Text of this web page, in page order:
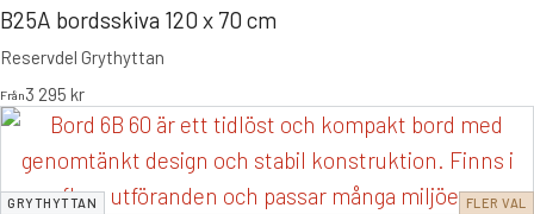
B25A bordsskiva 120 x 70 cm
Reservdel Grythyttan
Från3 295 kr
GRYTHYTTAN FLER VAL